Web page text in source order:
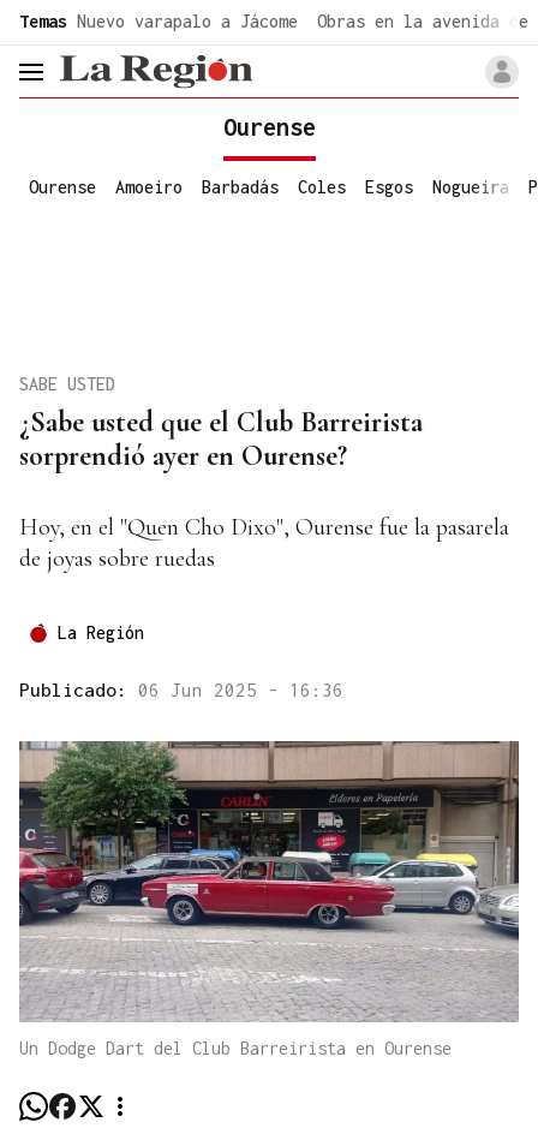
Temas Nuevo varapalo a Jácome Obras en la avenida de
header.menu.open
Ourense
Ourense Amoeiro Barbadás Coles Esgos Nogueira
¿Sabe usted que el Club Barreirista
sorprendió ayer en Ourense?
SABE USTED
Hoy, en el "Quen Cho Dixo", Ourense fue la pasarela
de joyas sobre ruedas
La Región
Publicado: 06 Jun 2025 - 16:36
Un Dodge Dart del Club Barreirista en Ourense